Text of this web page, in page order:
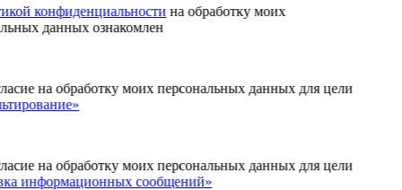
конфиденциальности на обработку моих
данных ознакомлен
на обработку моих персональных данных для цели
на обработку моих персональных данных для цели
информационных сообщений»